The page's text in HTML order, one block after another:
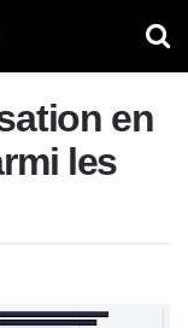
en
les